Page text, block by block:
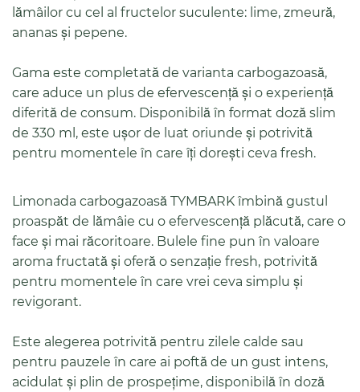
lămâilor cu cel al fructelor suculente: lime, zmeură,
ananas și pepene.
Gama este completată de varianta carbogazoasă,
care aduce un plus de efervescență și o experiență
diferită de consum. Disponibilă în format doză slim
de 330 ml, este ușor de luat oriunde și potrivită
pentru momentele în care îți dorești ceva fresh.
Limonada carbogazoasă TYMBARK îmbină gustul
proaspăt de lămâie cu o efervescență plăcută, care o
face și mai răcoritoare. Bulele fine pun în valoare
aroma fructată și oferă o senzație fresh, potrivită
pentru momentele în care vrei ceva simplu și
revigorant.
Este alegerea potrivită pentru zilele calde sau
pentru pauzele în care ai poftă de un gust intens,
acidulat și plin de prospețime, disponibilă în doză